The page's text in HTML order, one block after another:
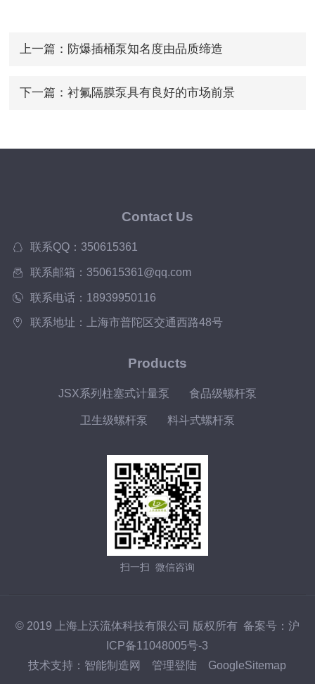
上一篇： 防爆插桶泵知名度由品质缔造
下一篇： 衬氟隔膜泵具有良好的市场前景
Contact Us
联系QQ：350615361
联系邮箱：350615361@qq.com
联系电话：18939950116
联系地址：上海市普陀区交通西路48号
Products
JSX系列柱塞式计量泵 食品级螺杆泵
卫生级螺杆泵 料斗式螺杆泵
扫一扫 微信咨询
© 2019 上海上沃流体科技有限公司 版权所有 备案号： 沪
ICP备11048005号-3
技术支持： 智能制造网 管理登陆 GoogleSitemap